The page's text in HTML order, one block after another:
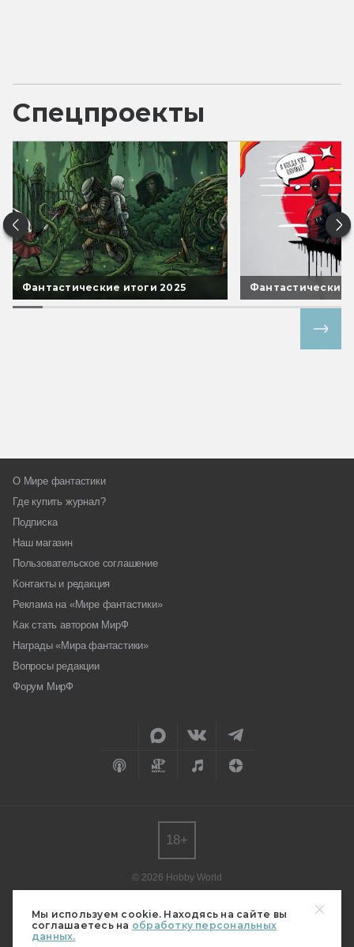
Мы используем cookie. Находясь на сайте вы
соглашаетесь на обработку персональных
данных.
Спецпроекты
Фантастические итоги 2025 Фантастические
О Мире фантастики
Где купить журнал?
Подписка
Наш магазин
Пользовательское соглашение
Контакты и редакция
Реклама на «Мире фантастики»
Как стать автором МирФ
Награды «Мира фантастики»
Вопросы редакции
Форум МирФ
© 2026 Hobby World
редакции.
Мнение авторов может не совпадать с мнением редакции.
Свидетельство о регистрации СМИ серия Эл № ФС77-82485
18+